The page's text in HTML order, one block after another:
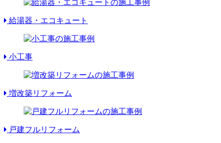
給湯器・エコキュート
小工事
増改築リフォーム
戸建フルリフォーム